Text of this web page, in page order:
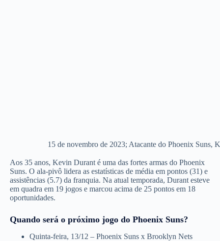
15 de novembro de 2023; Atacante do Phoenix
Aos 35 anos, Kevin Durant é uma das fortes armas do Phoenix
Suns. O ala-pivô lidera as estatísticas de média em pontos (31) e
assistências (5.7) da franquia. Na atual temporada, Durant esteve
em quadra em 19 jogos e marcou acima de 25 pontos em 18
oportunidades.
Quando será o próximo jogo do Phoenix Suns?
Quinta-feira, 13/12 – Phoenix Suns x Brooklyn Nets